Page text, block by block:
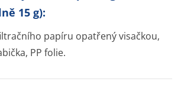
15 g):
papíru opatřený visačkou,
PP folie.